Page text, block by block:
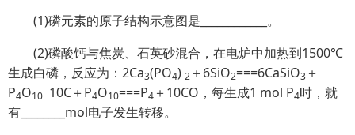
(1)磷元素的原子结构示意图是____________。
(2)磷酸钙与焦炭、石英砂混合，在电炉中加热到1500℃
生成白磷，反应为：2Ca3(PO4) 2 ＋6SiO2===6CaSiO3 ＋
P4O10 10C＋P4O10===P4 ＋10CO，每生成1 mol P4时，就
有________mol电子发生转移。